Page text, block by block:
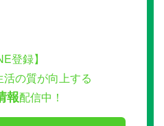
登録】
活の質が向上する
報配信中！